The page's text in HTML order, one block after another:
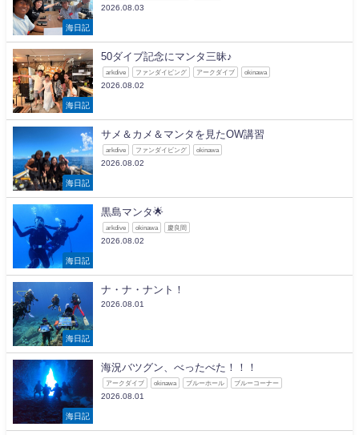
海日記
2026.08.03
海日記
50ダイブ記念にマンタ三昧♪
arkdive ファンダイビング アークダイブ okinawa
2026.08.02
海日記
サメ＆カメ＆マンタを見たOW講習
arkdive ファンダイビング okinawa
2026.08.02
海日記
黒島マンタ🌟
arkdive okinawa 慶良間
2026.08.02
海日記
ナ・ナ・ナント！
2026.08.01
海日記
海況バツグン、べったべた！！！
アークダイブ okinawa ブルーホール ブルーコーナー
2026.08.01